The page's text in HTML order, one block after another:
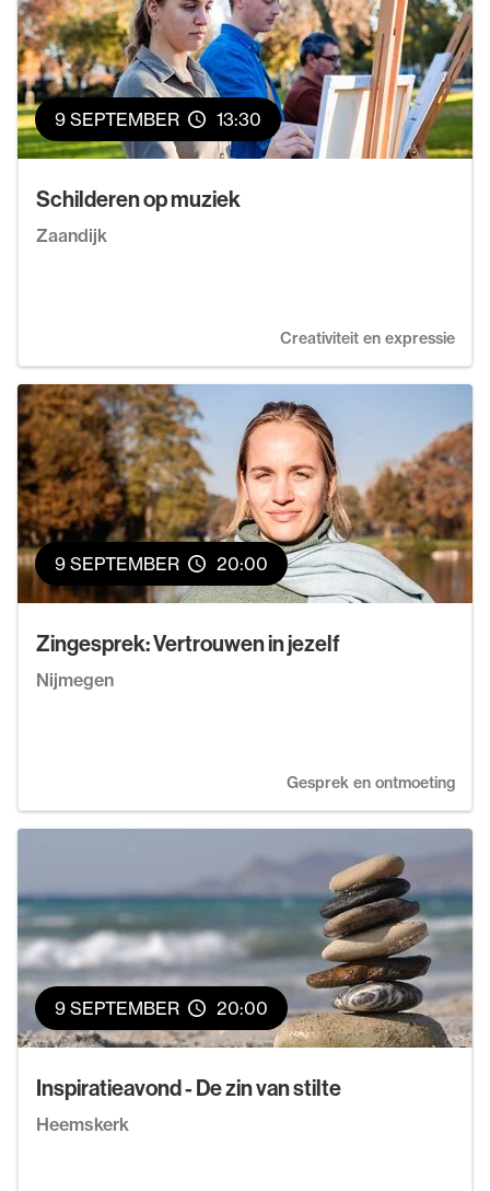
9 SEPTEMBER 13:30
Schilderen op muziek
Zaandijk
Creativiteit en expressie
9 SEPTEMBER 20:00
Zingesprek: Vertrouwen in jezelf
Nijmegen
Gesprek en ontmoeting
9 SEPTEMBER 20:00
Inspiratieavond - De zin van stilte
Heemskerk